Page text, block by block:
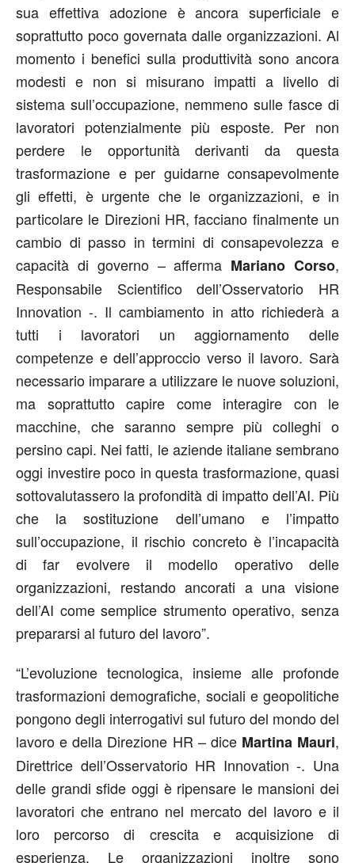
sua effettiva adozione è ancora superficiale e
soprattutto poco governata dalle organizzazioni. Al
momento i benefici sulla produttività sono ancora
modesti e non si misurano impatti a livello di
sistema sull’occupazione, nemmeno sulle fasce di
lavoratori potenzialmente più esposte. Per non
perdere le opportunità derivanti da questa
trasformazione e per guidarne consapevolmente
gli effetti, è urgente che le organizzazioni, e in
particolare le Direzioni HR, facciano finalmente un
cambio di passo in termini di consapevolezza e
capacità di governo – afferma Mariano Corso,
Responsabile Scientifico dell’Osservatorio HR
Innovation -. Il cambiamento in atto richiederà a
tutti i lavoratori un aggiornamento delle
competenze e dell’approccio verso il lavoro. Sarà
necessario imparare a utilizzare le nuove soluzioni,
ma soprattutto capire come interagire con le
macchine, che saranno sempre più colleghi o
persino capi. Nei fatti, le aziende italiane sembrano
oggi investire poco in questa trasformazione, quasi
sottovalutassero la profondità di impatto dell’AI. Più
che la sostituzione dell’umano e l’impatto
sull’occupazione, il rischio concreto è l’incapacità
di far evolvere il modello operativo delle
organizzazioni, restando ancorati a una visione
dell’AI come semplice strumento operativo, senza
prepararsi al futuro del lavoro”.
“L’evoluzione tecnologica, insieme alle profonde
trasformazioni demografiche, sociali e geopolitiche
pongono degli interrogativi sul futuro del mondo del
lavoro e della Direzione HR – dice Martina Mauri,
Direttrice dell’Osservatorio HR Innovation -. Una
delle grandi sfide oggi è ripensare le mansioni dei
lavoratori che entrano nel mercato del lavoro e il
loro percorso di crescita e acquisizione di
esperienza. Le organizzazioni inoltre sono